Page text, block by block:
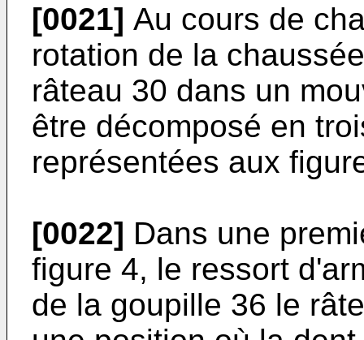
[0021] Au cours de
rotation de la
râteau 30 dans un
être décomposé en
représentées aux
[0022] Dans une
figure 4, le ressort
de la goupille 36 le